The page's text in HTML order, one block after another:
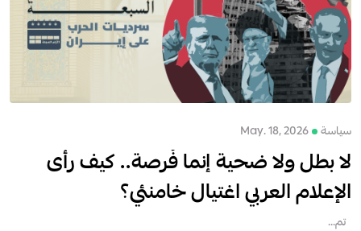
سياسة May. 18, 2026
لا بطل ولا ضحية إنما فُرصة.. كيف رأى
الإعلام العربي اغتيال خامنئي؟
تم...